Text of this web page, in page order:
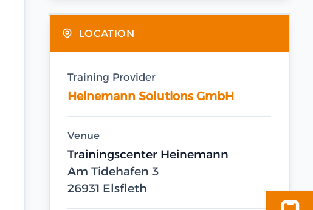
LOCATION
Training Provider
Heinemann Solutions GmbH
Venue
Trainingscenter Heinemann
Am Tidehafen 3
26931 Elsfleth